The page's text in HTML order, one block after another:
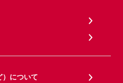
）について